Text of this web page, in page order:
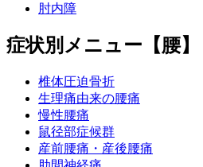
肘内障
症状別メニュー【腰】
椎体圧迫骨折
生理痛由来の腰痛
慢性腰痛
鼠径部症候群
産前腰痛・産後腰痛